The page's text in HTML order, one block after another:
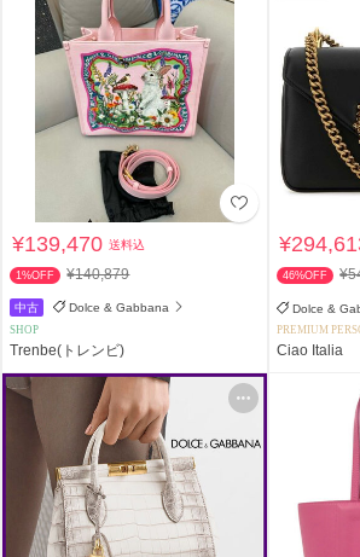
¥139,470送料込
1%OFF ¥140,879
中古 Dolce & Gabbana
SHOP
Trenbe(トレンビ)
46%OFF
Dolce &
PREMIUM
Ciao Italia